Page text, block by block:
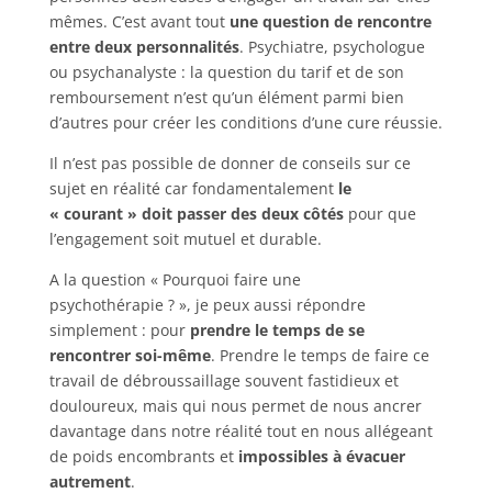
mêmes. C’est avant tout une question de rencontre
entre deux personnalités. Psychiatre, psychologue
ou psychanalyste : la question du tarif et de son
remboursement n’est qu’un élément parmi bien
d’autres pour créer les conditions d’une cure réussie.
Il n’est pas possible de donner de conseils sur ce
sujet en réalité car fondamentalement le
« courant » doit passer des deux côtés pour que
l’engagement soit mutuel et durable.
A la question « Pourquoi faire une
psychothérapie ? », je peux aussi répondre
simplement : pour prendre le temps de se
rencontrer soi-même. Prendre le temps de faire ce
travail de débroussaillage souvent fastidieux et
douloureux, mais qui nous permet de nous ancrer
davantage dans notre réalité tout en nous allégeant
de poids encombrants et impossibles à évacuer
autrement.